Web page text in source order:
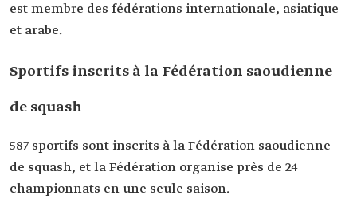
est membre des fédérations internationale, asiatique
et arabe.
Sportifs inscrits à la Fédération saoudienne
de squash
587 sportifs sont inscrits à la Fédération saoudienne
de squash, et la Fédération organise près de 24
championnats en une seule saison.